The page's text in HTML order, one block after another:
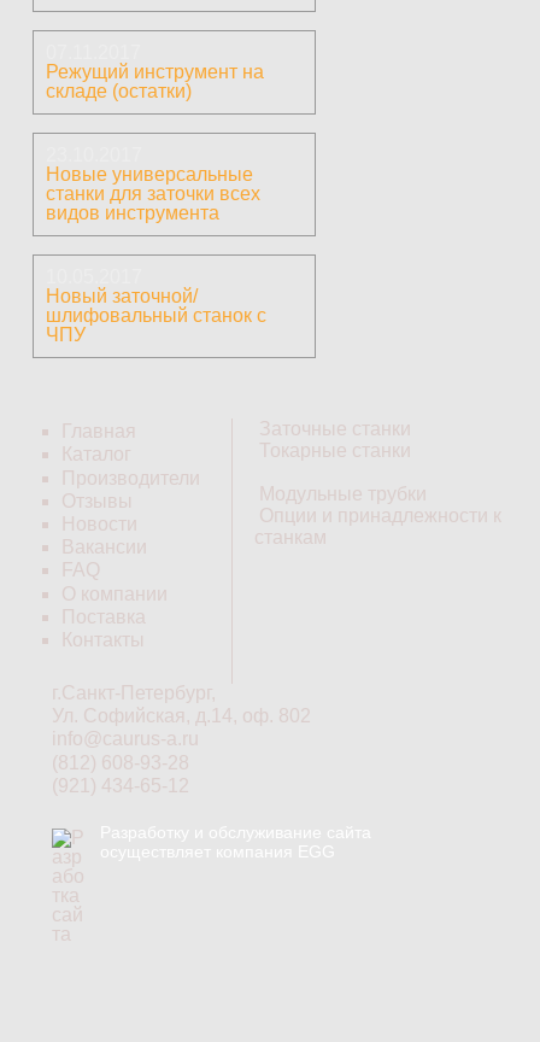
Режущий инструмент на
складе (остатки)
Новые универсальные
станки для заточки всех
видов инструмента
Новый заточной/
шлифовальный станок с
ЧПУ
Главная
Каталог
Производители
Отзывы
Новости
Вакансии
FAQ
О компании
Поставка
Контакты
Заточные станки
Токарные станки
Модульные трубки
Опции и принадлежности к
станкам
г.Санкт-Петербург,
Ул. Софийская, д.14, оф. 802
info@caurus-a.ru
(812) 608-93-28
(921) 434-65-12
Разработку и обслуживание сайта
осуществляет компания EGG